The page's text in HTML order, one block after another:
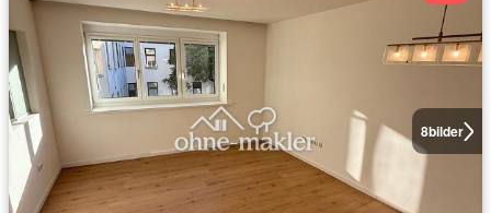
8bilder